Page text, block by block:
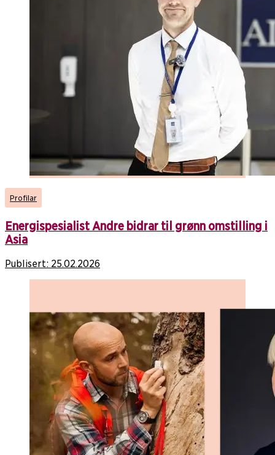
Profilar
Energispesialist Andre bidrar til grønn omstilling i
Asia
Publisert: 25.02.2026